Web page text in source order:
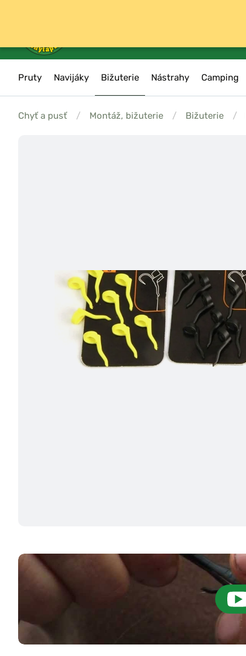
Pruty Navijáky Bižuterie Nástrahy Camping
Chyť a pusť / Montáž, bižuterie / Bižuterie /